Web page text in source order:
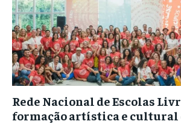
Rede Nacional de Escolas
formação artística e